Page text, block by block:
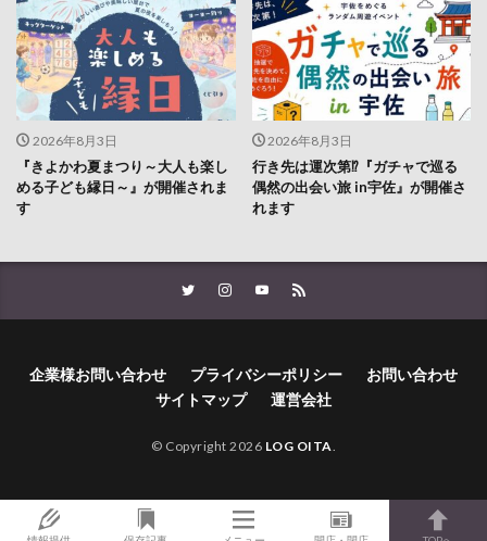
2026年8月3日
『きよかわ夏まつり～大人も楽し
める子ども縁日～』が開催されま
す
2026年8月3日
行き先は運次第⁉『ガチャで巡る
偶然の出会い旅 in宇佐』が開催さ
れます
企業様お問い合わせ プライバシーポリシー
お問い合わせ
サイトマップ
運営会社
© Copyright 2026 LOG OITA